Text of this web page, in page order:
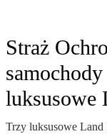
Straż
luksusowe
Trzy luksusowe Land